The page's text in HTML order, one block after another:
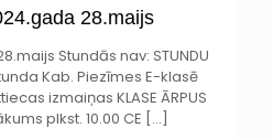
28.maijs
Stundās nav: STUNDU
Kab. Piezīmes E-klasē
izmaiņas KLASE ĀRPUS
plkst. 10.00 CE […]